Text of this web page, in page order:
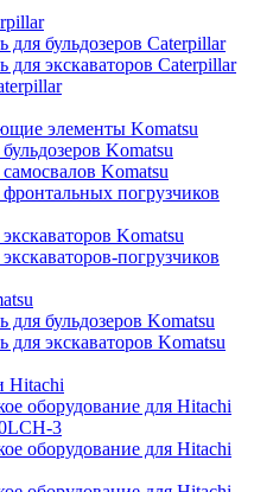
для бульдозеров Caterpillar
для экскаваторов Caterpillar
элементы Komatsu
Komatsu
Komatsu
погрузчиков
Komatsu
погрузчиков
для бульдозеров Komatsu
для экскаваторов Komatsu
Hitachi
оборудование для Hitachi
3
оборудование для Hitachi